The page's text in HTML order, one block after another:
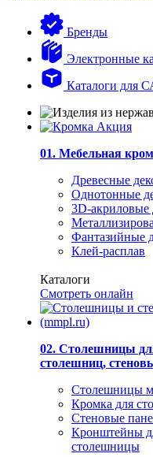
Бренды
Электронные
Каталоги для
01. Мебельная
Древесные
Однотонные
3D-акриловые
Фантазийные
Клей-расплав
Каталоги
Смотреть онлайн
02. Столешницы
столешниц,
Столешницы
Кромка для
Стеновые
Кронштейны
столешницы